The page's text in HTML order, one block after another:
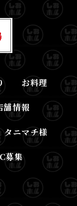
お料理
舗情報
タニマチ様
募集